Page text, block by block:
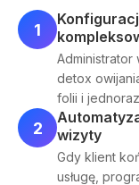
1
Administrator
detox
folii i
2
wizyty
Gdy klient
usługę,